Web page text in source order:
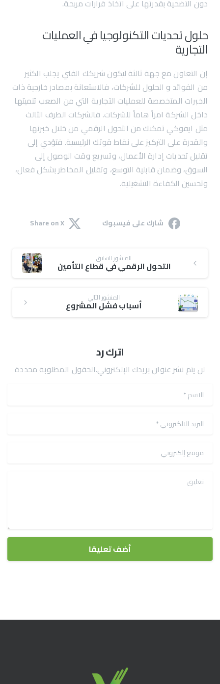
دون التضحية بقدرتها على اتخاذ قرارات مربحة.
حلول تحديات التكنولوجيا في العمليات
التجارية
إن التعاون مع جهة ثالثة ليكون شريكك الفني يجلب الكثير
من الفوائد و الحلول للشركات، فالاستعانة بمصادر خارجية ذات
الخبرات المتخصصة للعمليات التجارية التي من الصعب تنميتها
داخل الشركة امراً هاماً للشركات. فالشركات الطرف الثالث
مثل ايفوكي تمكنك من التحول الرقمي من خلال خبرتها
والقدرة على التركيز على نقاط قوتك الرئيسية. فتؤدي إلى
تقليل تحديات إدارة الأعمال، وتسريع وقت الوصول إلى
السوق، وضمان قابلية التوسع، وتقليل المخاطر بشكل فعال،
وتحسين الكفاءة التشغيلية.
شارك على فيسبوك Share on X
المنشور السابق
التحول الرقمي في قطاع التأمين
المنشور التالي
أسباب فشل المشروع
اترك رد
لن يتم نشر عنوان بريدك الإلكتروني.الحقول المطلوبة محددة
الاسم*
البريد الالكتروني
*
موقع إلكتروني
تعليق